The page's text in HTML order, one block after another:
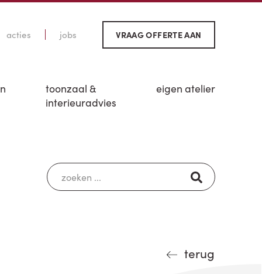
acties jobs VRAAG OFFERTE AAN
toonzaal &
interieuradvies
eigen atelier
terug